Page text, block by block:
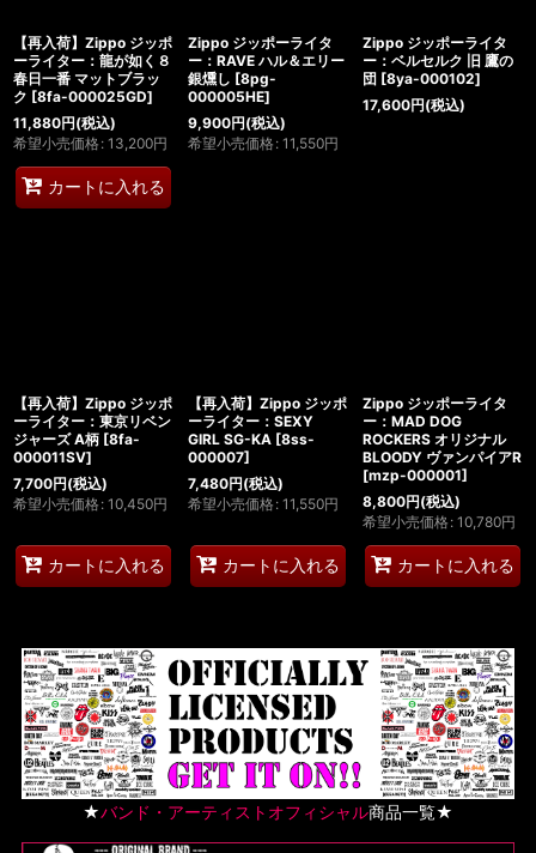
【再入荷】Zippo ジッポ
ーライター：龍が如く８
春日一番 マットブラッ
ク [8fa-000025GD]
11,880円(税込)
希望小売価格 : 13,200円
カートに入れる
Zippo ジッポーライタ
ー：RAVE ハル＆エリー
銀燻し [8pg-
000005HE]
9,900円(税込)
希望小売価格 : 11,550円
Zippo ジッポーライタ
ー：ベルセルク 旧 鷹の
団 [8ya-000102]
17,600円(税込)
【再入荷】Zippo ジッポ
ーライター：東京リベン
ジャーズ A柄 [8fa-
000011SV]
7,700円(税込)
希望小売価格 : 10,450円
カートに入れる
【再入荷】Zippo ジッポ
ーライター：SEXY
GIRL SG-KA [8ss-
000007]
7,480円(税込)
希望小売価格 : 11,550円
カートに入れる
Zippo ジッポーライタ
ー：MAD DOG
ROCKERS オリジナル
BLOODY ヴァンパイアR
[mzp-000001]
8,800円(税込)
希望小売価格 : 10,780円
カートに入れる
★バンド・アーティストオフィシャル商品一覧★